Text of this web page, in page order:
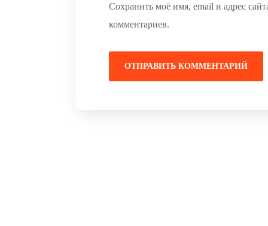
Сохранить моё имя, email и адрес
комментариев.